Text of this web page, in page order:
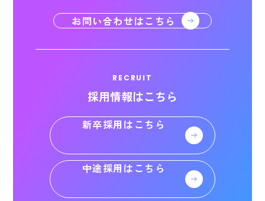
お問い合わせはこちら
RECRUIT
採用情報はこちら
新卒採用はこちら
中途採用はこちら